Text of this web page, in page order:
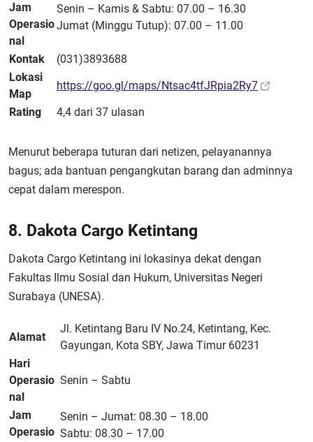
Jam
Operasio
nal
Senin – Kamis & Sabtu: 07.00 – 16.30
Jumat (Minggu Tutup): 07.00 – 11.00
Kontak
(031)3893688
Lokasi
Map
https://goo.gl/maps/Ntsac4tfJRpia2Ry7
Rating
4,4 dari 37 ulasan
Menurut beberapa tuturan dari netizen, pelayanannya
bagus; ada bantuan pengangkutan barang dan adminnya
cepat dalam merespon.
8. Dakota Cargo Ketintang
Dakota Cargo Ketintang ini lokasinya dekat dengan
Fakultas Ilmu Sosial dan Hukum, Universitas Negeri
Surabaya (UNESA).
Alamat
Jl. Ketintang Baru IV No.24, Ketintang, Kec.
Gayungan, Kota SBY, Jawa Timur 60231
Hari
Operasio
nal
Senin – Sabtu
Jam
Operasio
Senin – Jumat: 08.30 – 18.00
Sabtu: 08.30 – 17.00